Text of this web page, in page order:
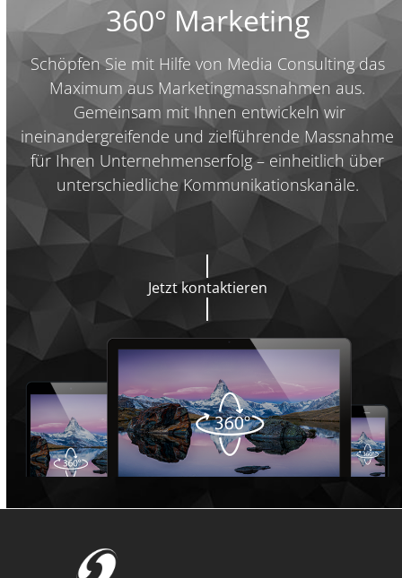
360° Marketing
Schöpfen Sie mit Hilfe von Media Consulting das
Maximum aus Marketingmassnahmen aus.
Gemeinsam mit Ihnen entwickeln wir
ineinandergreifende und zielführende Massnahme
für Ihren Unternehmenserfolg – einheitlich über
unterschiedliche Kommunikationskanäle.
Jetzt kontaktieren